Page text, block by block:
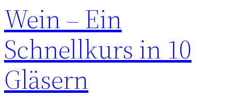
Wein – Ein
Schnellkurs in 10
Gläsern